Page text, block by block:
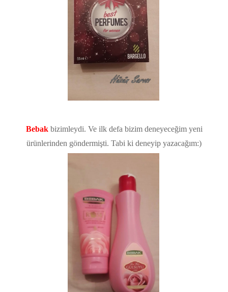
Bebakbizimleydi. Ve ilk defa bizim deneyeceğim yeni
ürünlerinden göndermişti. Tabi ki deneyip yazacağım:)